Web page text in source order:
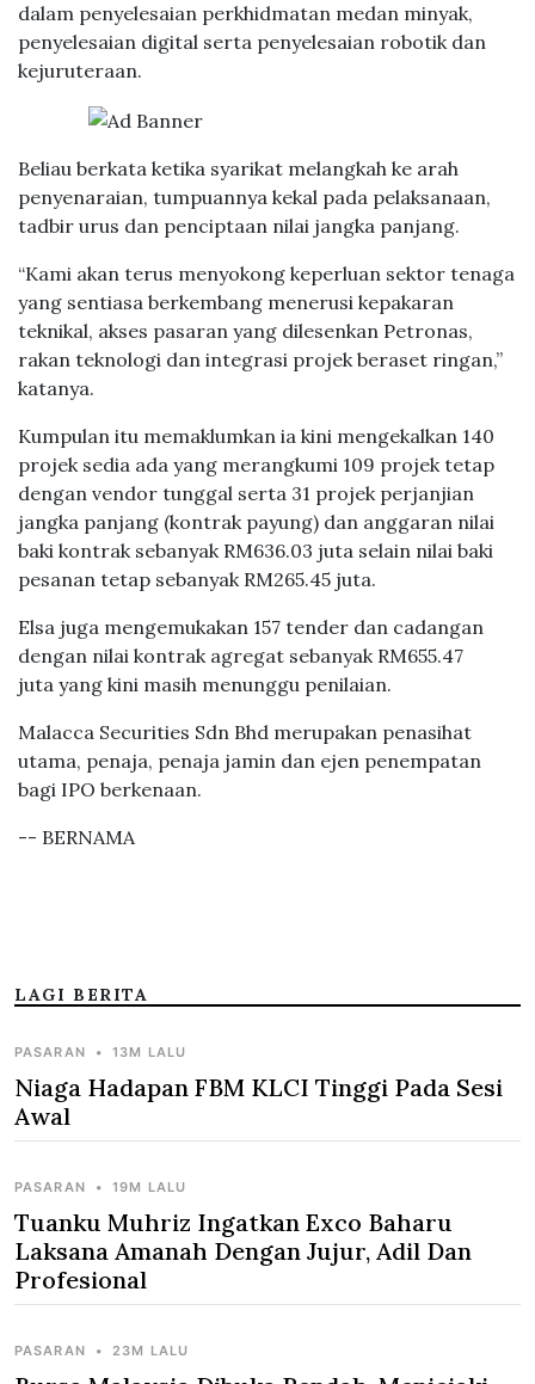
dalam penyelesaian perkhidmatan medan minyak,
penyelesaian digital serta penyelesaian robotik dan
kejuruteraan.
Beliau berkata ketika syarikat melangkah ke arah
penyenaraian, tumpuannya kekal pada pelaksanaan,
tadbir urus dan penciptaan nilai jangka panjang.
“Kami akan terus menyokong keperluan sektor tenaga
yang sentiasa berkembang menerusi kepakaran
teknikal, akses pasaran yang dilesenkan Petronas,
rakan teknologi dan integrasi projek beraset ringan,”
katanya.
Kumpulan itu memaklumkan ia kini mengekalkan 140
projek sedia ada yang merangkumi 109 projek tetap
dengan vendor tunggal serta 31 projek perjanjian
jangka panjang (kontrak payung) dan anggaran nilai
baki kontrak sebanyak RM636.03 juta selain nilai baki
pesanan tetap sebanyak RM265.45 juta.
Elsa juga mengemukakan 157 tender dan cadangan
dengan nilai kontrak agregat sebanyak RM655.47
juta yang kini masih menunggu penilaian.
Malacca Securities Sdn Bhd merupakan penasihat
utama, penaja, penaja jamin dan ejen penempatan
bagi IPO berkenaan.
-- BERNAMA
LAGI BERITA
PASARAN • 13M LALU
Niaga Hadapan FBM KLCI Tinggi Pada Sesi
Awal
PASARAN • 19M LALU
Tuanku Muhriz Ingatkan Exco Baharu
Laksana Amanah Dengan Jujur, Adil Dan
Profesional
PASARAN • 23M LALU